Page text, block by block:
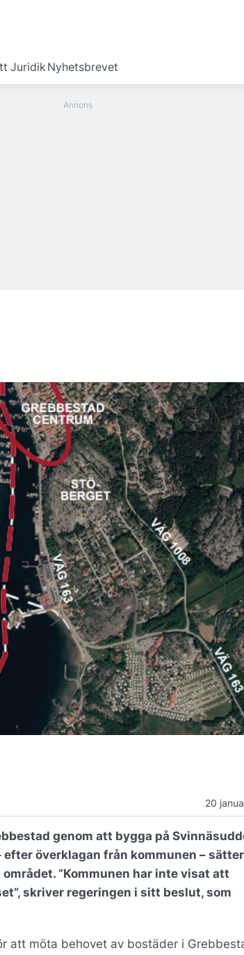
JuridikNyhetsbrevet
20
genom att bygga på
överklagan från kommunen –
”Kommunen har inte visat att
skriver regeringen i sitt beslut, som
att möta behovet av bostäder i